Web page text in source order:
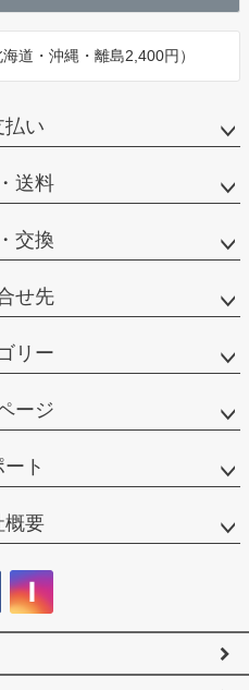
へ
道・沖縄・離島2,400円）
払い
送料
交換
せ先
リー
ージ
ト
概要